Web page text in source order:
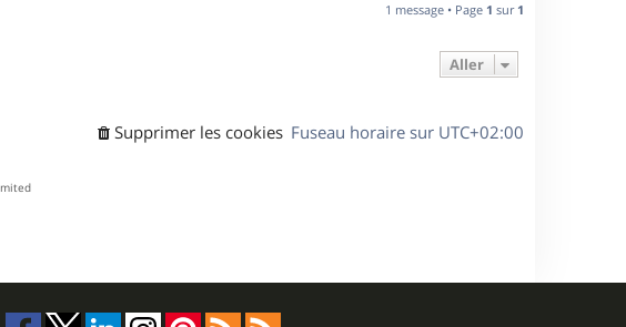
t
1 message • Page 1 sur 1
Aller
Fuseau horaire sur UTC+02:00
Supprimer les cookies